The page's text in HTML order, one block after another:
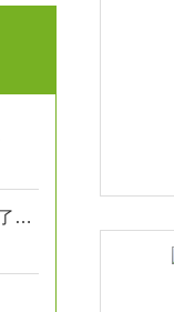
关于KSR磁翻板液位计，你可能想了解的几个方面